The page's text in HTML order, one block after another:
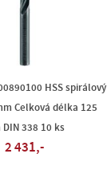
HSS spirálový
Celková délka 125
DIN 338 10 ks
2 431,-